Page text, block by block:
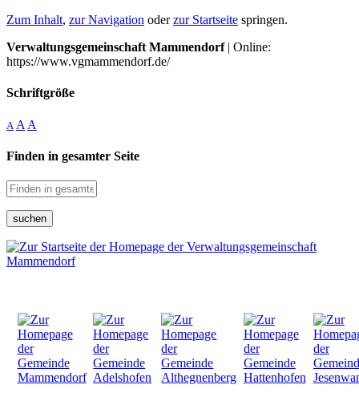
Zum Inhalt, zur Navigation oderzur Startseite springen.
Verwaltungsgemeinschaft Mammendorf| Online:
https://www.vgmammendorf.de/
Schriftgröße
A A A
Finden in gesamter Seite
suchen